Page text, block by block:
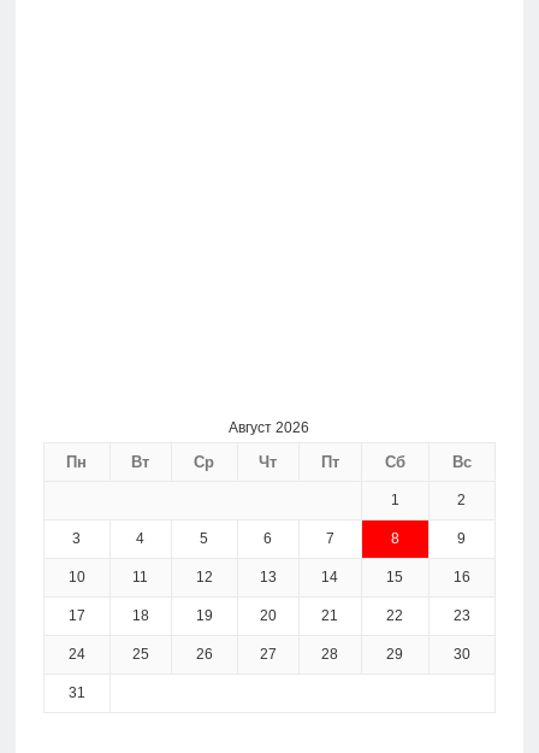
Август 2026
Пн Вт Ср Чт Пт Сб Вс
1 2
3 4 5 6 7 8 9
10 11 12 13 14 15 16
17 18 19 20 21 22 23
24 25 26 27 28 29 30
31